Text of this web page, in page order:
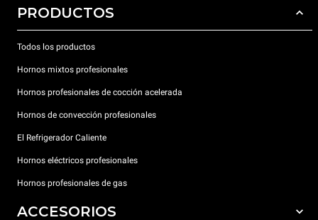
PRODUCTOS
Todos los productos
Hornos mixtos profesionales
Hornos profesionales de cocción acelerada
Hornos de convección profesionales
El Refrigerador Caliente
Hornos eléctricos profesionales
Hornos profesionales de gas
ACCESORIOS